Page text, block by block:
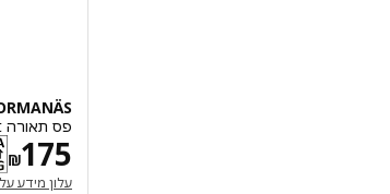
פס תאורה LED, smart ניתן לעמעם, אלחוטי/צבעוני, 4 מ'
‏₪175
עלון מידע